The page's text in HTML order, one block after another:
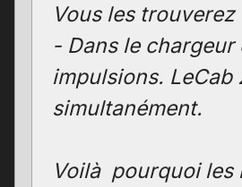
Vous les
- Dans le
impulsions.
simultanément.
Voilà pourquoi les